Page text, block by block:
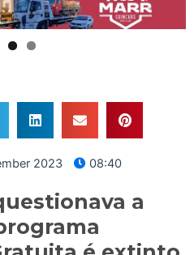
2023 08:40
a